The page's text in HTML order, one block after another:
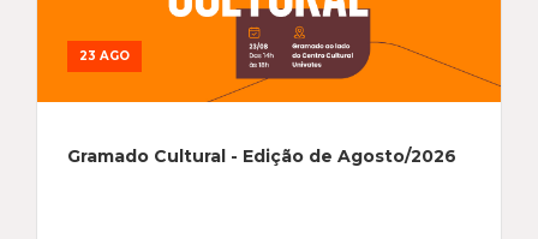
23 AGO
Gramado Cultural - Edição de Agosto/2026